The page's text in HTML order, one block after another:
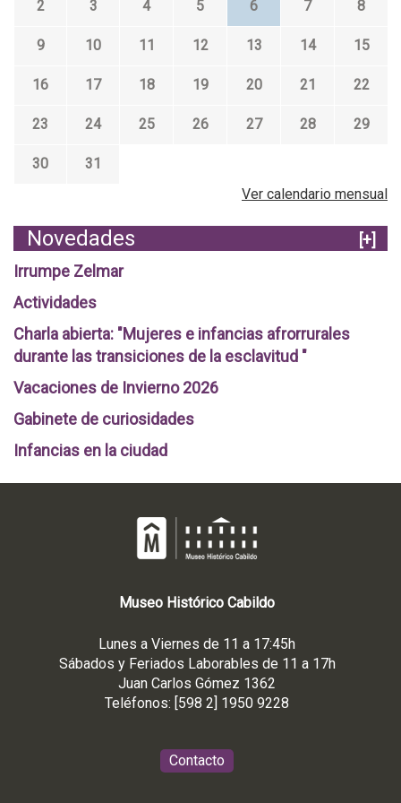
2 3 4 5 6 7 8
9 10 11 12 13 14 15
16 17 18 19 20 21 22
23 24 25 26 27 28 29
30
31
Ver calendario mensual
Novedades
[+]
Irrumpe Zelmar
Actividades
Charla abierta: "Mujeres e infancias afrorrurales
durante las transiciones de la esclavitud "
Vacaciones de Invierno 2026
Gabinete de curiosidades
Infancias en la ciudad
Museo Histórico Cabildo
Lunes a Viernes de 11 a 17:45h
Sábados y Feriados Laborables de 11 a 17h
Juan Carlos Gómez 1362
Teléfonos: [598 2] 1950 9228
Contacto